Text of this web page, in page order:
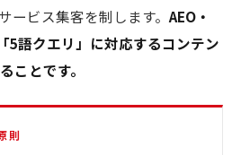
ービス集客を制します。 AEO・
5語クエリ」に対応するコンテン
ことです。
則